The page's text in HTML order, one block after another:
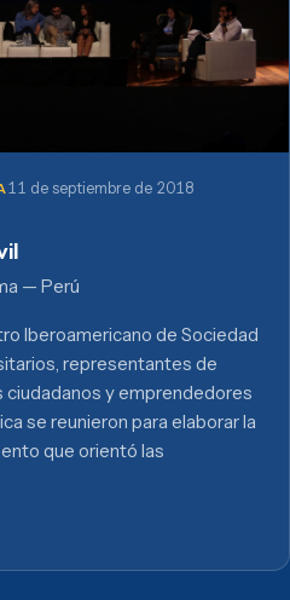
11 de septiembre de 2018
— Perú
Iberoamericano de Sociedad
representantes de
y emprendedores
se reunieron para elaborar la
que orientó las